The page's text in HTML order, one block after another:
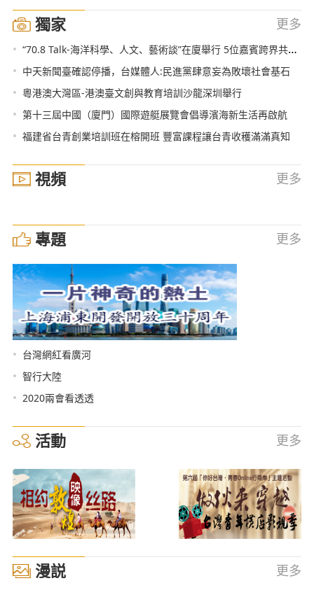
獨家 更多
• “70.8 Talk-海洋科學、人文、藝術談”在廈舉行 5位嘉賓跨界共話可持續海洋
• 中天新聞臺確認停播，台媒體人:民進黨肆意妄為敗壞社會基石
• 粵港澳大灣區-港澳臺文創與教育培訓沙龍深圳舉行
• 第十三屆中國（廈門）國際遊艇展覽會倡導濱海新生活再啟航
• 福建省台青創業培訓班在榕開班 豐富課程讓台青收穫滿滿真知
視頻 更多
專題 更多
• 台灣網紅看廣河
• 智行大陸
• 2020兩會看透透
活動 更多
漫説 更多